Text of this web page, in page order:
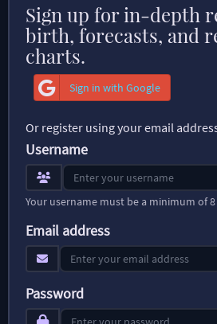
Sign up for in-depth
birth, forecasts, and
charts.
Sign in with Google
Or register using your email
Username
Your username must be a minimum of
Email address
Password